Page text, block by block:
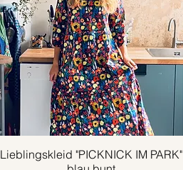
Schnellansicht
Lieblingskleid "PICKNICK IM PARK"